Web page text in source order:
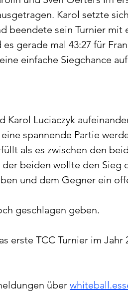
Karol setzte
beendete sein Turnier mit
gerade mal 43:27 für
einfache Siegchance
Karol Luciaczyk
spannende Partie
als es zwischen den
beiden wollte den Sieg
und dem Gegner ein
geschlagen geben.
erste TCC Turnier im Jahr
über